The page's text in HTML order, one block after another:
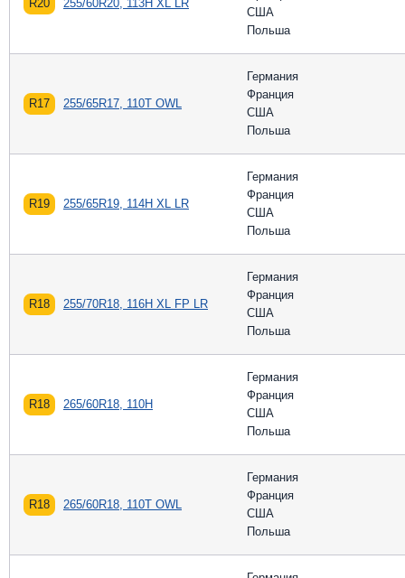
R20 255/60R20, 113H XL LR
США
Польша
R17 255/65R17, 110T OWL
Германия
Франция
США
Польша
R19 255/65R19, 114H XL LR
Германия
Франция
США
Польша
R18 255/70R18, 116H XL FP LR
Германия
Франция
США
Польша
R18 265/60R18, 110H
Германия
Франция
США
Польша
R18 265/60R18, 110T OWL
Германия
Франция
США
Польша